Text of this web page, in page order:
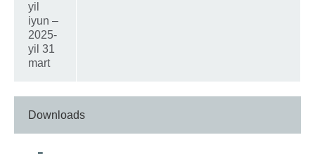
yil
iyun –
2025-
yil 31
mart
Downloads